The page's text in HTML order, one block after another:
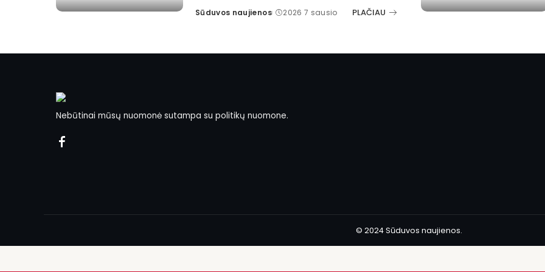
Posted
Sūduvos naujienos 2026 7 sausio PLAČIAU
Nebūtinai mūsų nuomonė sutampa su politikų nuomone.
© 2024 Sūduvos naujienos.